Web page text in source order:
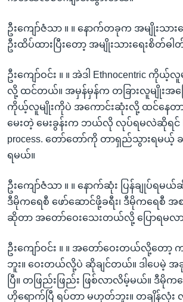
ဦးကျော်ဇံသာ ။ ။ နောက်တခုက အမျိုးသား
ဦးထိပ်ထားပြီးတော့ အမျိုးသားရေးစိတ်ဓ
ဦးကျော်ဝင်း ။ ။ အဲဒါ Ethnocentric ကိုယ့်
လို့ ထင်တယ်။ အမှန်မှန်က တခြားလူမျိုးအက
ကိုယ့်လူမျိုးကိုပဲ အကောင်းဆုံးလို့ ထင်နေတာပေ
မေးတဲ့ မေးခွန်းက ဘယ်လို လုပ်ရမလဲဆိုရင်
process. တော်တော်ကို တာရှည်သွားရမယ့် ခ
ရမယ်။
ဦးကျော်ဇံသာ ။ ။ နောက်ဆုံး ပြန်ချုပ်ရမယ်
ဒီမိုကရေစီ ဖော်ဆောင်ဖို့ခရီး၊ ဒီမိုကရေစီ အ
ဆိုတာ အတော်ဝေးသေးတယ်လို့ ပြောရမလာ
ဦးကျော်ဝင်း ။ ။ အတော်ဝေးတယ်လို့တော့
ဘူး။ ဝေးတယ်လို့ပဲ ဆိုချင်တယ်။ ဒါပေမဲ့ အ
ပြီ။ တဖြည်းဖြည်း ဖြစ်လာလိမ့်မယ်။ ဒီမို
ဟိုရောက်ပြီ ရပ်တာ မဟုတ်ဘူး။ တချိန်လုံး